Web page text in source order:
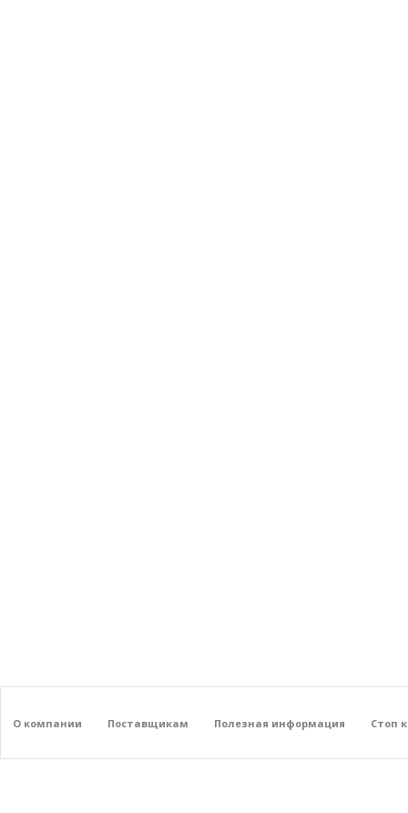
О компании Поставщикам Полезная информация Стоп